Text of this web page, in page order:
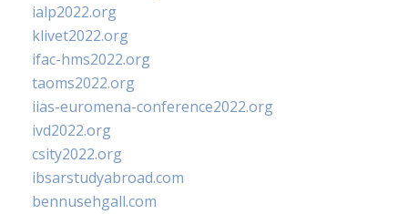
ialp2022.org
klivet2022.org
ifac-hms2022.org
taoms2022.org
iias-euromena-conference2022.org
ivd2022.org
csity2022.org
ibsarstudyabroad.com
bennusehgall.com